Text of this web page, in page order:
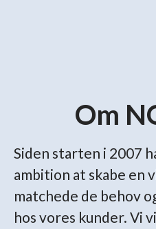
Om
Siden starten i 2007
ambition at skabe en
matchede de behov
hos vores kunder. Vi